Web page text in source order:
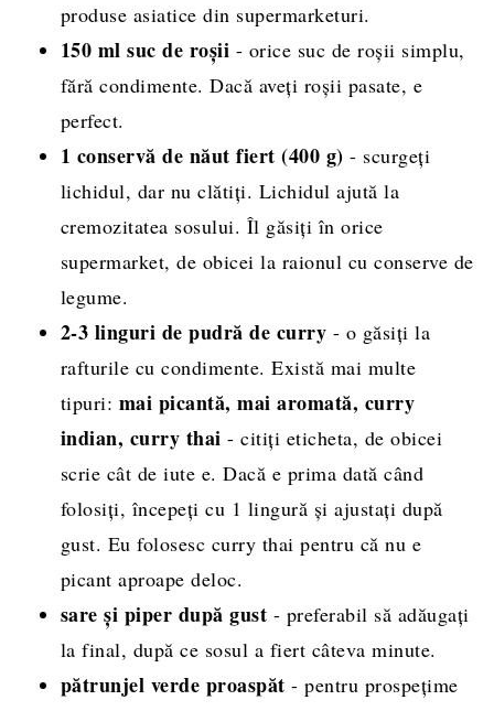
produse asiatice din supermarketuri.
150 ml suc de roșii - orice suc de roșii simplu,
fără condimente. Dacă aveți roșii pasate, e
perfect.
1 conservă de năut fiert (400 g) - scurgeți
lichidul, dar nu clătiți. Lichidul ajută la
cremozitatea sosului. Îl găsiți în orice
supermarket, de obicei la raionul cu conserve de
legume.
2-3 linguri de pudră de curry - o găsiți la
rafturile cu condimente. Există mai multe
tipuri: mai picantă, mai aromată, curry
indian, curry thai - citiți eticheta, de obicei
scrie cât de iute e. Dacă e prima dată când
folosiți, începeți cu 1 lingură și ajustați după
gust. Eu folosesc curry thai pentru că nu e
picant aproape deloc.
sare și piper după gust - preferabil să adăugați
la final, după ce sosul a fiert câteva minute.
pătrunjel verde proaspăt - pentru prospețime